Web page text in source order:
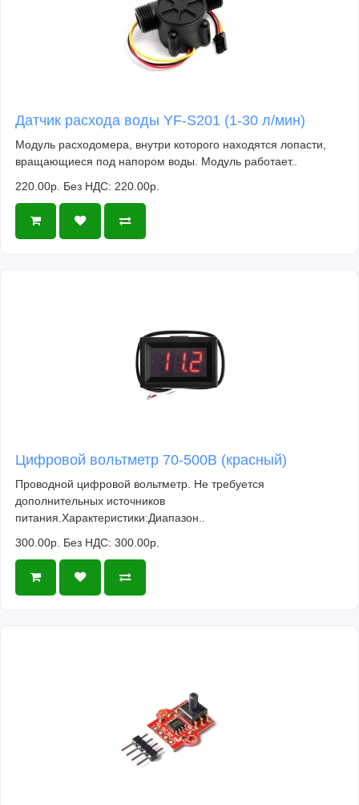
Датчик расхода воды YF-S201 (1-30 л/мин)
Модуль расходомера, внутри которого находятся лопасти,
вращающиеся под напором воды. Модуль работает..
220.00р. Без НДС: 220.00р.
Цифровой вольтметр 70-500В (красный)
Проводной цифровой вольтметр. Не требуется
дополнительных источников
питания.Характеристики:Диапазон..
300.00р. Без НДС: 300.00р.